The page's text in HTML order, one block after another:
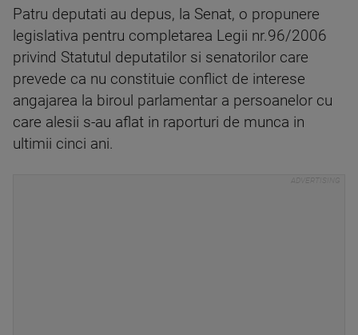
Patru deputati au depus, la Senat, o propunere
legislativa pentru completarea Legii nr.96/2006
privind Statutul deputatilor si senatorilor care
prevede ca nu constituie conflict de interese
angajarea la biroul parlamentar a persoanelor cu
care alesii s-au aflat in raporturi de munca in
ultimii cinci ani.